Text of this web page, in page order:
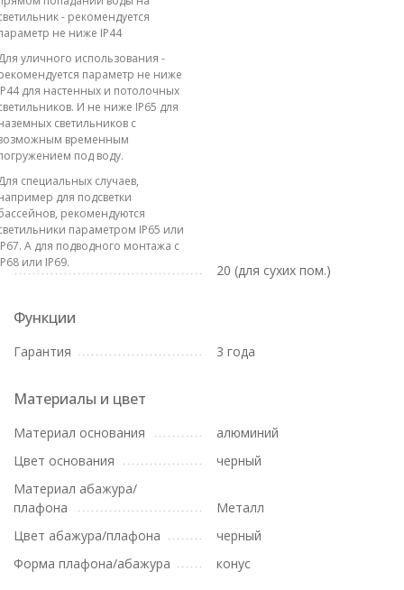
- рекомендуется
не ниже IP44
уличного использования -
параметр не ниже
для настенных и потолочных
И не ниже IP65 для
светильников с
временным
под воду.
специальных случаев,
для подсветки
рекомендуются
параметром IP65 или
А для подводного монтажа с
или IP69.
20 (для сухих пом.)
Функции
Гарантия 3 года
Материалы и цвет
Материал основания
алюминий
Цвет основания
черный
Материал абажура/
плафона
Металл
Цвет абажура/плафона
черный
Форма плафона/абажура
конус